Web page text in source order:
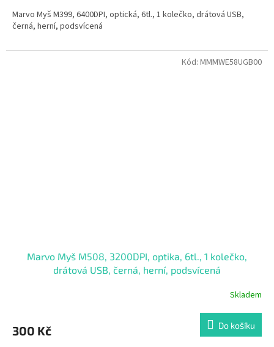
Marvo Myš M399, 6400DPI, optická, 6tl., 1 kolečko, drátová USB,
černá, herní, podsvícená
Marvo Myš M508, 3200DPI, optika, 6tl., 1 kolečko,
drátová USB, černá, herní, podsvícená
Skladem
300 Kč Do košíku
Kód: MMMWE58UGB00